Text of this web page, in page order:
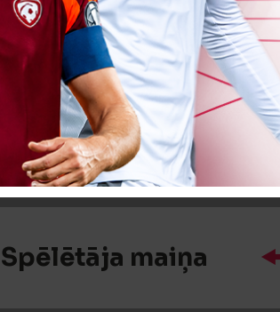
VĀĀĀĀRTI! 3:0
Spēlētāja maiņa